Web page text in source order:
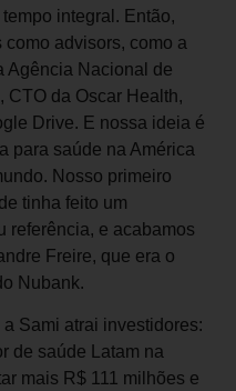
integral. Então,
advisors, como a
Agência Nacional de
CTO da Oscar Health,
Drive. E nossa ideia é
para saúde na América
Nosso primeiro
tinha feito um
referência, e acabamos
Freire, que era o
Nubank.
Sami atrai investidores:
de saúde Latam na
mais R$ 111 milhões e